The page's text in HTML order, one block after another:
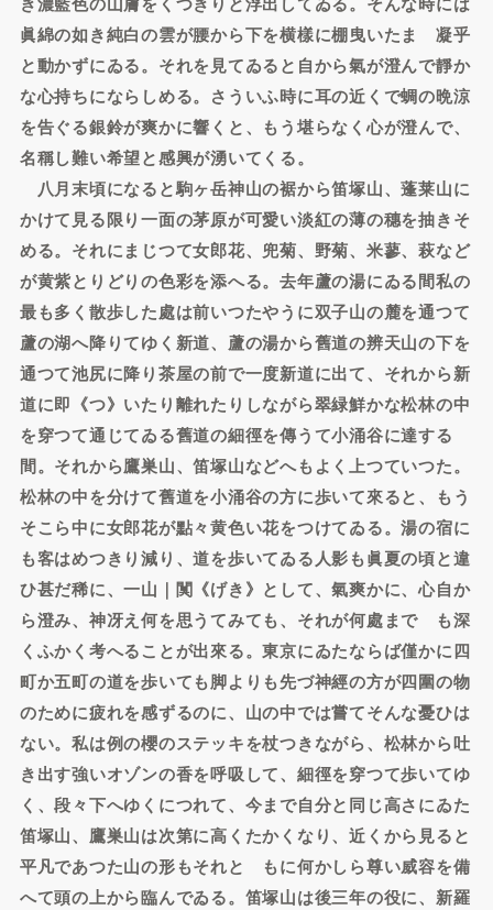
眞綿の如き純白の雲が腰から下を横樣に棚曳いたまゝ凝乎
と動かずにゐる。それを見てゐると自から氣が澄んで靜か
な心持ちにならしめる。さういふ時に耳の近くで蜩の晩涼
を告ぐる銀鈴が爽かに響くと、もう堪らなく心が澄んで、
名稱し難い希望と感興が湧いてくる。
八月末頃になると駒ヶ岳神山の裾から笛塚山、蓬莱山に
かけて見る限り一面の茅原が可愛い淡紅の薄の穗を抽きそ
める。それにまじつて女郎花、兜菊、野菊、米蓼、萩など
が黄紫とりどりの色彩を添へる。去年蘆の湯にゐる間私の
最も多く散歩した處は前いつたやうに双子山の麓を通つて
蘆の湖へ降りてゆく新道、蘆の湯から舊道の辨天山の下を
通つて池尻に降り茶屋の前で一度新道に出て、それから新
道に即《つ》いたり離れたりしながら翠緑鮮かな松林の中
を穿つて通じてゐる舊道の細徑を傳うて小涌谷に達する
間。それから鷹巣山、笛塚山などへもよく上つていつた。
松林の中を分けて舊道を小涌谷の方に歩いて來ると、もう
そこら中に女郎花が點々黄色い花をつけてゐる。湯の宿に
も客はめつきり減り、道を歩いてゐる人影も眞夏の頃と違
ひ甚だ稀に、一山｜闃《げき》として、氣爽かに、心自か
ら澄み、神冴え何を思うてみても、それが何處までゞも深
くふかく考へることが出來る。東京にゐたならば僅かに四
町か五町の道を歩いても脚よりも先づ神經の方が四圍の物
のために疲れを感ずるのに、山の中では嘗てそんな憂ひは
ない。私は例の櫻のステッキを杖つきながら、松林から吐
き出す強いオゾンの香を呼吸して、細徑を穿つて歩いてゆ
く、段々下へゆくにつれて、今まで自分と同じ高さにゐた
笛塚山、鷹巣山は次第に高くたかくなり、近くから見ると
平凡であつた山の形もそれとゝもに何かしら尊い威容を備
へて頭の上から臨んでゐる。笛塚山は後三年の役に、新羅